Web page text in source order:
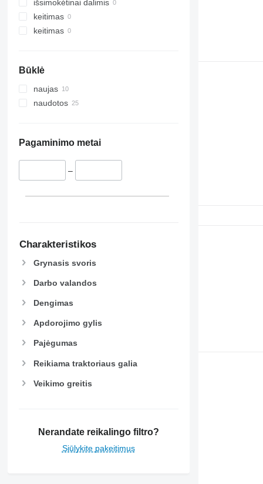
išsimokėtinai dalimis
keitimas
keitimas
Būklė
naujas
naudotos
Pagaminimo metai
–
Charakteristikos
Grynasis svoris
Darbo valandos
Dengimas
Apdorojimo gylis
Pajėgumas
Reikiama traktoriaus galia
Veikimo greitis
Nerandate reikalingo filtro?
Siūlykite pakeitimus